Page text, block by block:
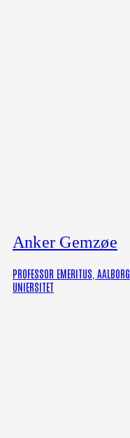
Anker Gemzøe
PROFESSOR EMERITUS, AALBORG
UNIERSITET